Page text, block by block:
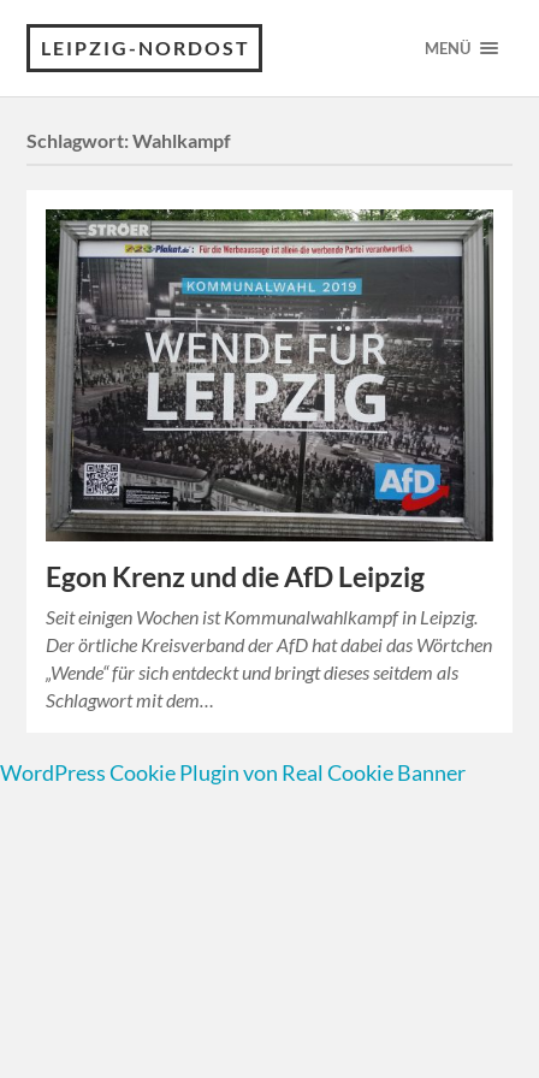
LEIPZIG-NORDOST MENÜ
Schlagwort:Wahlkampf
Egon Krenz und die AfD Leipzig
Seit einigen Wochen ist Kommunalwahlkampf in Leipzig.
Der örtliche Kreisverband der AfD hat dabei das Wörtchen
„Wende“ für sich entdeckt und bringt dieses seitdem als
Schlagwort mit dem…
WordPress Cookie Plugin von Real Cookie Banner